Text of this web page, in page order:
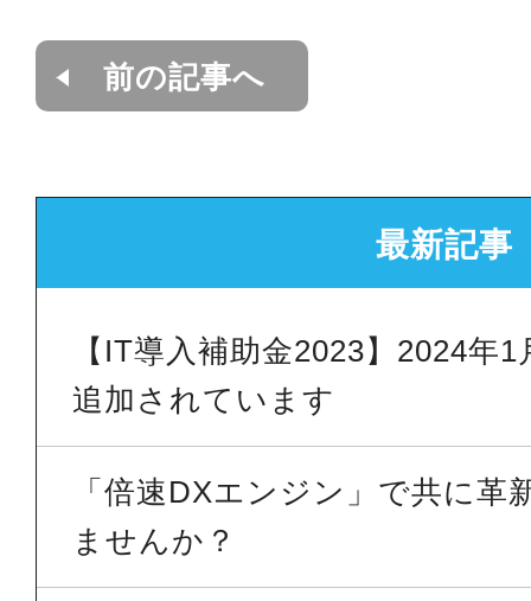
前の記事へ
最新記事
【IT導入補助金2023】2024年
追加されています
「倍速DXエンジン」で共に革
ませんか？